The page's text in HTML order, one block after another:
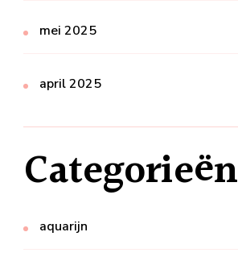
mei 2025
april 2025
Categorieën
aquarijn